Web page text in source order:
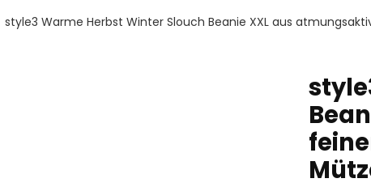
style3 Warme Herbst Winter Slouch Beanie XXL aus